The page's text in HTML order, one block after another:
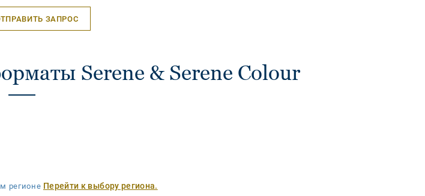
или добавить яркости путем плавной эволюции от
к Serene Color.
ЗАПРОС
Serene & Serene Colour
регионе Перейти к выбору региона.